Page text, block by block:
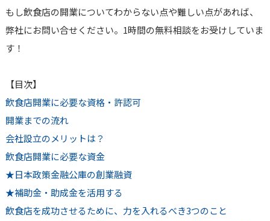
もし飲食店の開業についてわからない点や難しい点があれば、
弊社にお問い合せください。1時間の無料相談をお受けしていま
す！
【目次】
飲食店開業に必要な資格・許認可
開業までの流れ
会社設立のメリットは？
飲食店開業に必要な資金
★日本政策金融公庫の創業融資
★補助金・助成金を活用する
飲食店を成功させるために、力を入れるべき3つのこと